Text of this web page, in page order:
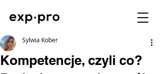
Kompetencje, czyli co?
Sylwia Kober